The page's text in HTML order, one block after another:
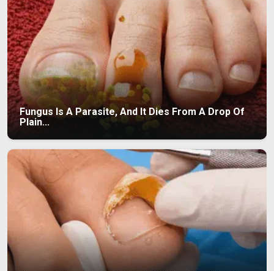
Fungus Is A Parasite, And It Dies From A Drop Of
Plain...